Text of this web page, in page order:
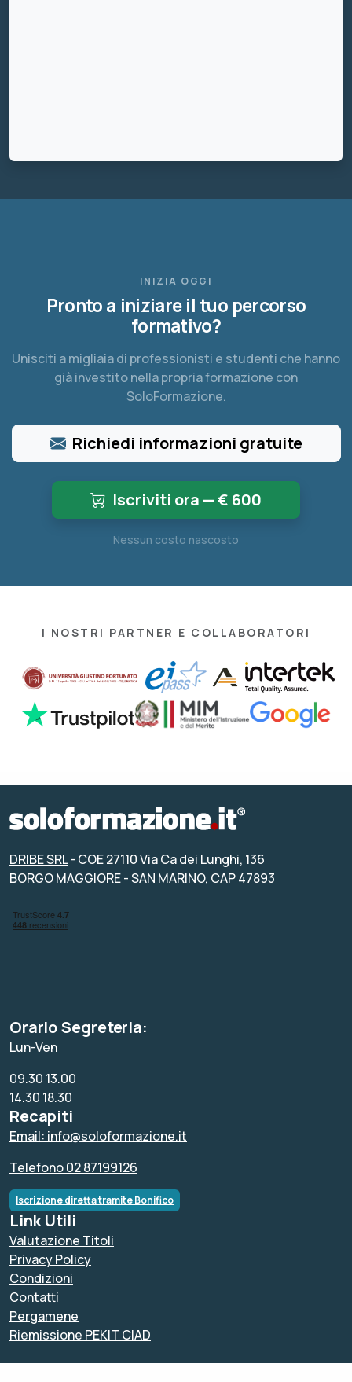
INIZIA OGGI
Pronto a iniziare il tuo percorso
formativo?
Unisciti a migliaia di professionisti e studenti che hanno
già investito nella propria formazione con
SoloFormazione.
Richiedi informazioni gratuite
Iscriviti ora — € 600
Nessun costo nascosto
I NOSTRI PARTNER E COLLABORATORI
DRIBE SRL- COE 27110 Via Ca dei Lunghi, 136
BORGO MAGGIORE - SAN MARINO, CAP 47893
Orario Segreteria:
Lun-Ven
09.30 13.00
14.30 18.30
Recapiti
Email: info@soloformazione.it
Telefono 02 87199126
Iscrizione diretta tramite Bonifico
Link Utili
Valutazione Titoli
Privacy Policy
Condizioni
Contatti
Pergamene
Riemissione PEKIT CIAD